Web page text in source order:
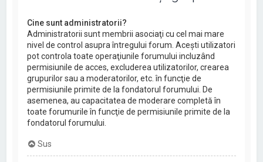
Cine sunt administratorii?
Administratorii sunt membrii asociaţi cu cel mai mare
nivel de control asupra întregului forum. Aceşti utilizatori
pot controla toate operaţiunile forumului incluzând
permisiunile de acces, excluderea utilizatorilor, crearea
grupurilor sau a moderatorilor, etc. în funcţie de
permisiunile primite de la fondatorul forumului. De
asemenea, au capacitatea de moderare completă în
toate forumurile în funcţie de permisiunile primite de la
fondatorul forumului.
Sus